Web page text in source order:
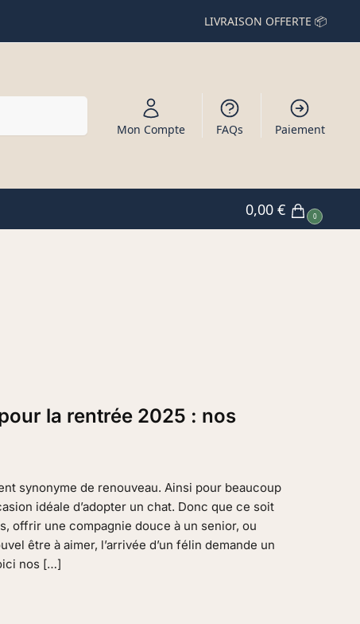
LIVRAISON OFFERTE 📦
Mon Compte FAQs Paiement
0,00€ 0
la rentrée 2025 : nos
synonyme de renouveau. Ainsi pour beaucoup
idéale d’adopter un chat. Donc que ce soit
offrir une compagnie douce à un senior, ou
être à aimer, l’arrivée d’un félin demande un
nos […]